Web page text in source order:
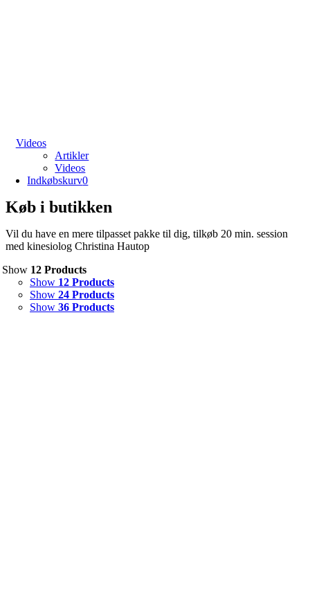
Videos
Artikler
Videos
Indkøbskurv0
Køb i butikken
Vil du have en mere tilpasset pakke til dig, tilkøb 20 min. session
med kinesiolog Christina Hautop
Show 12 Products
Show 12 Products
Show 24 Products
Show 36 Products